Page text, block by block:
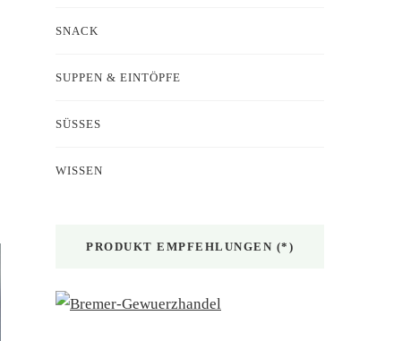
SNACK
SUPPEN & EINTÖPFE
SÜSSES
WISSEN
PRODUKT EMPFEHLUNGEN (*)